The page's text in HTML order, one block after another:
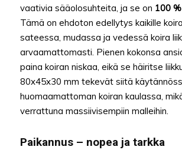
vaativia sääolosuhteita, ja se on 100
Tämä on ehdoton edellytys kaikille
sateessa, mudassa ja vedessä koira
arvaamattomasti. Pienen kokonsa
paina koiran niskaa, eikä se häiritse
80x45x30 mm tekevät siitä
huomaamattoman koiran kaulassa,
verrattuna massiivisempiin malleihin.
Paikannus – nopea ja tarkka